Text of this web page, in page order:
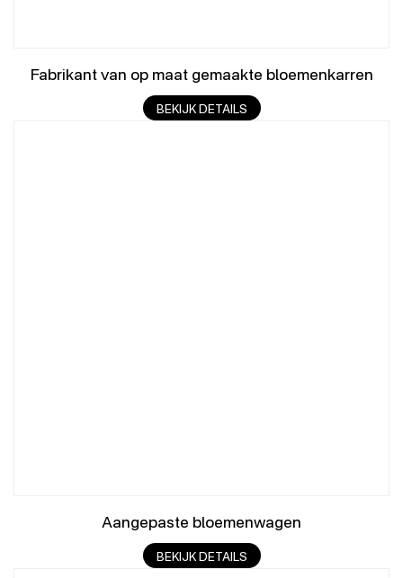
Fabrikant van op maat gemaakte bloemenkarren
BEKIJK DETAILS
Aangepaste bloemenwagen
BEKIJK DETAILS